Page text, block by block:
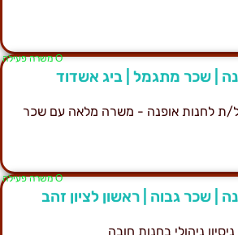
Ο משרה פעילה
| שכר מתגמל | ביג אשדוד
ת לחנות אופנה - משרה מלאה עם שכר
Ο משרה פעילה
| שכר גבוה | ראשון לציון זהב